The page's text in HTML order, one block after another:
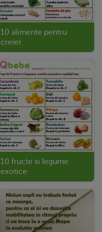
10 alimente pentru
creier
10 fructe si legume
exotice